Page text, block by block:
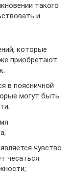
такого
и
которые
приобретают
в поясничной
могут быть
чувство
чесаться